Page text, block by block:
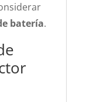
batería.